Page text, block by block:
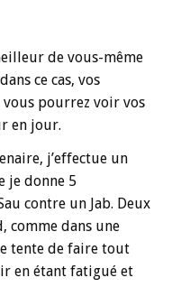
de vous-même
ce cas, vos
vous pourrez voir vos
en jour.
j’effectue un
je donne 5
contre un Jab. Deux
comme dans une
tente de faire tout
en étant fatigué et